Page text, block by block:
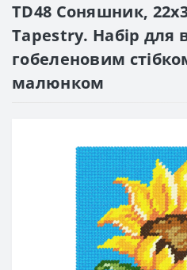
TD48 Соняшник,
Tapestry. Набір
гобеленовим
малюнком